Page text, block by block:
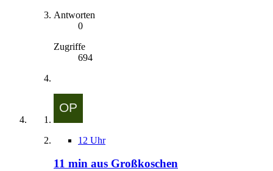
Antworten
0
Zugriffe
694
12 Uhr
11 min aus Großkoschen